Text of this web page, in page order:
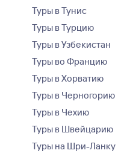
Туры в Тунис
Туры в Турцию
Туры в Узбекистан
Туры во Францию
Туры в Хорватию
Туры в Черногорию
Туры в Чехию
Туры в Швейцарию
Туры на Шри-Ланку